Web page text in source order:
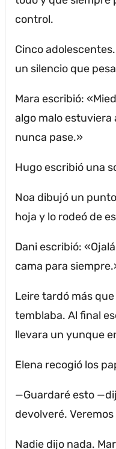
control.
Cinco adolescentes.
un silencio que
Mara escribió:
algo malo estuviera
nunca pase.»
Hugo escribió una
Noa dibujó un
hoja y lo rodeó de
Dani escribió:
cama para
Leire tardó más
temblaba. Al final
llevara un yunque
Elena recogió los
—Guardaré esto
devolveré.
Nadie dijo nada.